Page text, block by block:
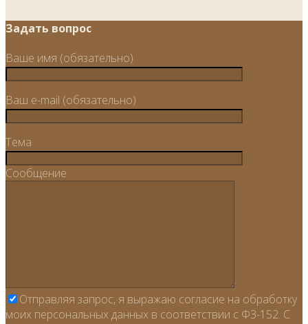
Задать вопрос
Ваше имя (обязательно)
Ваш e-mail (обязательно)
Тема
Сообщение
Отправляя запрос, я выражаю согласие на обработку
моих персональных данных в соответствии с ФЗ-152. С